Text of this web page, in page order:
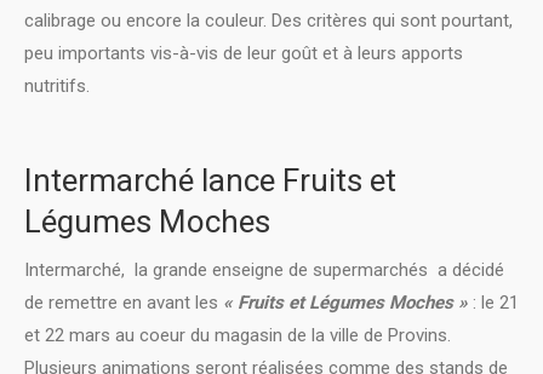
calibrage ou encore la couleur. Des critères qui sont pourtant,
peu importants vis-à-vis de leur goût et à leurs apports
nutritifs.
Intermarché lance Fruits et
Légumes Moches
Intermarché, la grande enseigne de supermarchés a décidé
de remettre en avant les « Fruits et Légumes Moches » : le 21
et 22 mars au coeur du magasin de la ville de Provins.
Plusieurs animations seront réalisées comme des stands de